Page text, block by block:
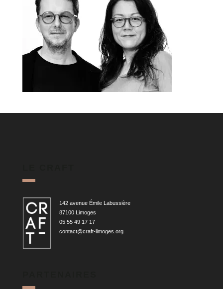
142 avenue Émile Labussière
87100 Limoges
05 55 49 17 17
contact@craft-limoges.org